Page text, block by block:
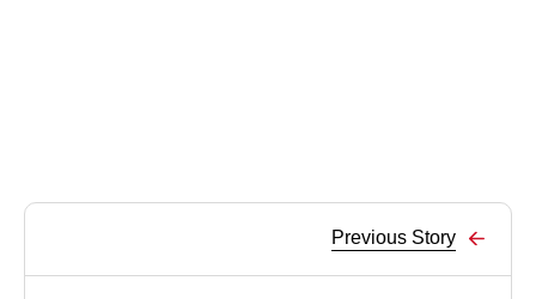
Previous Story